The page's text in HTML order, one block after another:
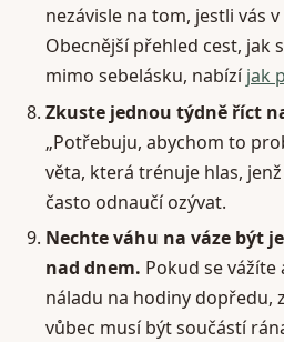
nezávisle na tom, jestli vás
Obecnější přehled cest, jak
mimo sebelásku, nabízíjak
Zkuste jednou týdně říct
„Potřebuju, abychom to
věta, která trénuje hlas,
často odnaučí ozývat.
Nechte váhu na váze být
nad dnem. Pokud se vážíte
náladu na hodiny dopředu,
vůbec musí být součástí